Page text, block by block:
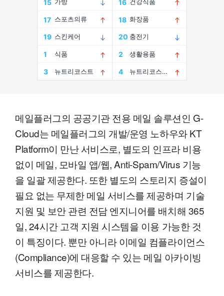
메일플러그의 공공기관 전용 메일 솔루션인 G-
Cloud는 메일플러그의 개발/운영 노하우와 KT
Platform이 만난 서비스로, 별도의 인프라 비용
없이 메일, 모바일 앱/웹, Anti-Spam/Virus 기능
을 일괄 제공한다. 또한 별도의 스토리지 증설이
필요 없는 무제한 메일 서비스를 제공하며 기술
지원 및 보안 관련 전담 엔지니어를 배치해 365
일, 24시간 고객 지원 시스템을 이용 가능한 것
이 특징이다. 뿐만 아니라 이메일 컴플라이언스
(Compliance)에 대응할 수 있는 메일 아카이빙
서비스를 제공한다.